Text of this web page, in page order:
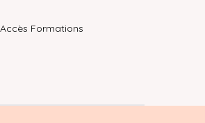
Accès Formations